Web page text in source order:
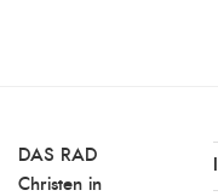
DAS RAD
Christen in